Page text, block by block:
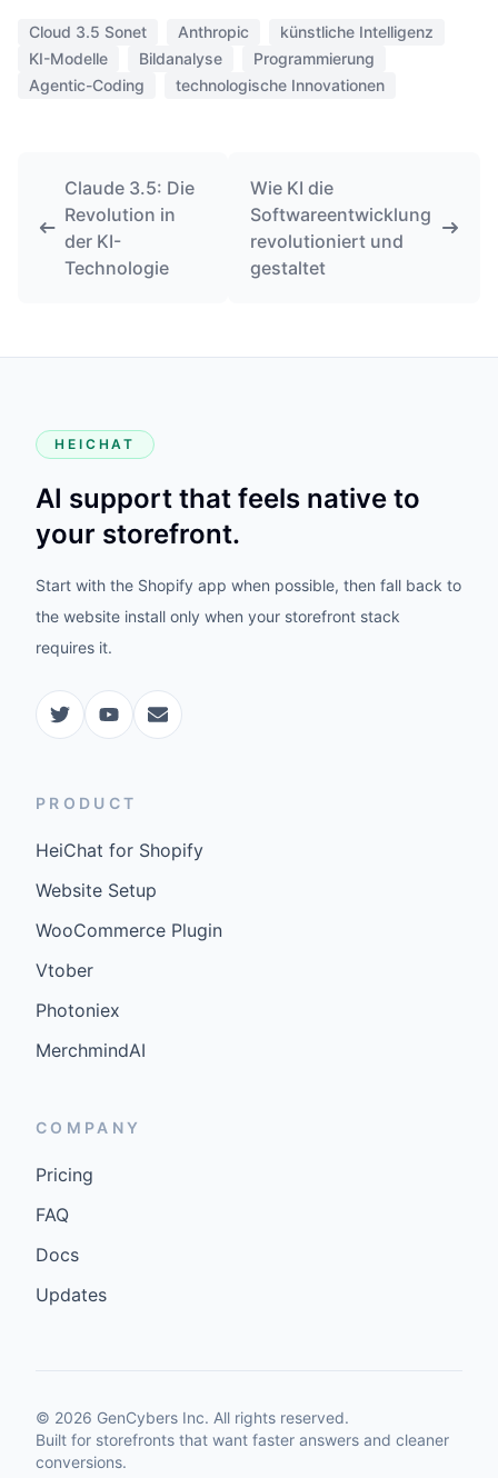
Cloud 3.5 Sonet Anthropic
künstliche Intelligenz
KI-Modelle
Bildanalyse
Programmierung
Agentic-Coding
technologische Innovationen
Claude 3.5: Die
Revolution in
der KI-
Technologie
Wie KI die
Softwareentwicklung
revolutioniert und
gestaltet
HEICHAT
AI support that feels native to
your storefront.
Start with the Shopify app when possible, then fall back to
the website install only when your storefront stack
requires it.
PRODUCT
HeiChat for Shopify
Website Setup
WooCommerce Plugin
Vtober
Photoniex
MerchmindAI
COMPANY
Pricing
FAQ
Docs
Updates
© 2026 GenCybers Inc. All rights reserved.
Built for storefronts that want faster answers and cleaner
conversions.